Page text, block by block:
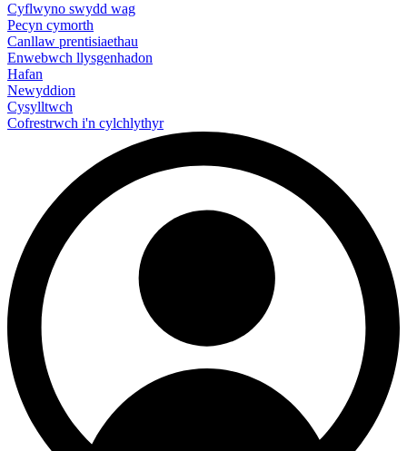
Cyflwyno swydd wag
Pecyn cymorth
Canllaw prentisiaethau
Enwebwch llysgenhadon
Hafan
Newyddion
Cysylltwch
Cofrestrwch i'n cylchlythyr